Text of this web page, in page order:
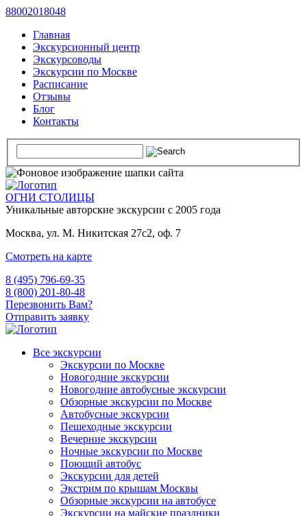
88002018048
Главная
Экскурсионный центр
Экскурсоводы
Экскурсии по Москве
Расписание
Отзывы
Блог
Контакты
ОГНИ СТОЛИЦЫ
Уникальные авторские экскурсии с 2005 года
Москва, ул. М. Никитская 27с2, оф. 7
Смотреть на карте
8 (495) 796-69-35
8 (800) 201-80-48
Перезвонить Вам?
Отправить заявку
Все экскурсии
Экскурсии по Москве
Новогодние экскурсии
Новогодние автобусные экскурсии
Обзорные экскурсии по Москве
Автобусные экскурсии
Пешеходные экскурсии
Вечерние экскурсии
Ночные экскурсии по Москве
Поющий автобус
Экскурсии для детей
Экстрим по крышам Москвы
Обзорные экскурсии на автобусе
Экскурсии на майские праздники